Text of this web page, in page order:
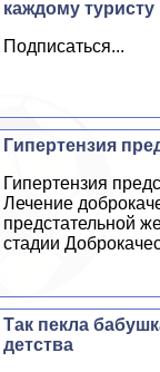
каждому туристу
Подписаться...
Гипертензия
Гипертензия
Лечение
предстательной
стадии
Так пекла
детства